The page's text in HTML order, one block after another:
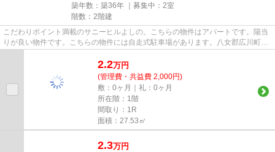
築年数：築36年 ｜募集中： 2室
階数：2階建
こだわりポイント満載のサニーヒルよしの。こちらの物件はアパートです。陽当
りが良い物件です。こちらの物件には自走式駐車場があります。八女郡広川町エ
リアにある賃貸情報のことな...
2.2万円
(管理費・共益費 2,000円)
敷：0ヶ月｜礼：0ヶ月
所在階：1階
間取り：1R
面積：27.53㎡
2.3万円